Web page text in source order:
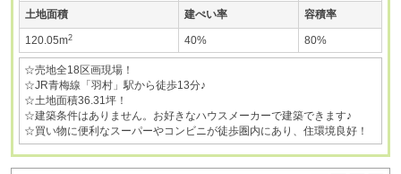
土地面積 建ぺい率 容積率
120.05m2 40% 80%
☆売地全18区画現場！
☆JR青梅線「羽村」駅から徒歩13分♪
☆土地面積36.31坪！
☆建築条件はありません。お好きなハウスメーカーで建築できます♪
☆買い物に便利なスーパーやコンビニが徒歩圏内にあり、住環境良好！